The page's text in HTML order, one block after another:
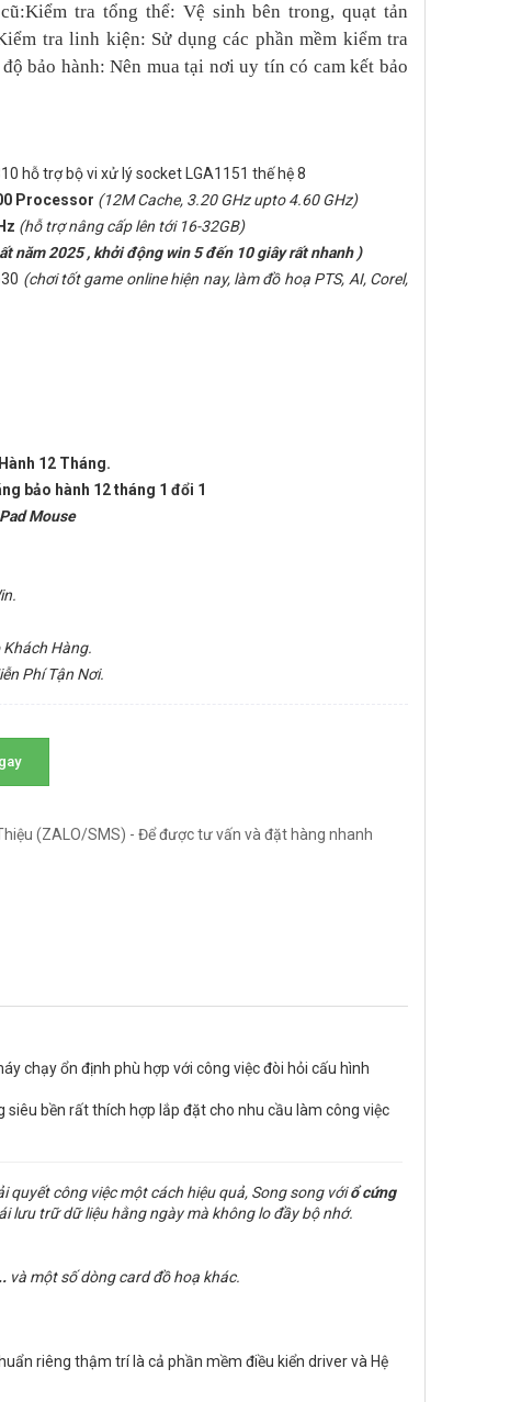
tra tổng thể: Vệ sinh bên trong, quạt tản
tra linh kiện: Sử dụng các phần mềm kiểm tra
bảo hành: Nên mua tại nơi uy tín có cam kết bảo
hỗ trợ bộ vi xử lý socket LGA1151 thế hệ 8
Processor (12M Cache, 3.20 GHz upto 4.60 GHz)
(hỗ trợ nâng cấp lên tới 16-32GB)
năm 2025 , khởi động win 5 đến 10 giây rất nhanh )
(chơi tốt game online hiện nay, làm đồ hoạ PTS, AI, Corel,
12 Tháng.
bảo hành 12 tháng 1 đổi 1
Mouse
Khách Hàng.
Phí Tận Nơi.
(ZALO/SMS) - Để được tư vấn và đặt hàng nhanh
chạy ổn định phù hợp với công việc đòi hỏi cấu hình
bền rất thích hợp lắp đặt cho nhu cầu làm công việc
công việc một cách hiệu quả, Song song vớiổ cứng
lưu trữ dữ liệu hằng ngày mà không lo đầy bộ nhớ.
và một số dòng card đồ hoạ khác.
riêng thậm trí là cả phần mềm điều kiển driver và Hệ